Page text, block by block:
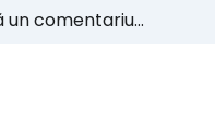
un comentariu...